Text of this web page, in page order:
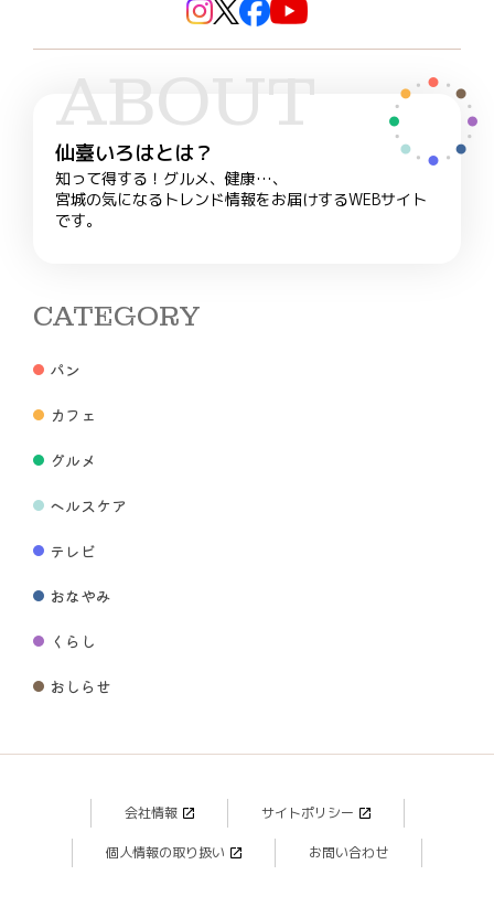
ABOUT
仙臺いろはとは？
知って得する！グルメ、健康…、
宮城の気になるトレンド情報をお届けするWEBサイト
です。
CATEGORY
パン
カフェ
グルメ
ヘルスケア
テレビ
おなやみ
くらし
おしらせ
会社情報 サイトポリシー
個人情報の取り扱い お問い合わせ